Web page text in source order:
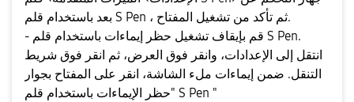
بعد باستخدام قلم S Pen ، ثم تأكد من تشغيل المفتاح.
- قم بإيقاف تشغيل حظر إيماءات باستخدام قلم S Pen.
انتقل إلى الإعدادات، وانقر فوق العرض، ثم انقر فوق شريط
التنقل. ضمن إيماءات ملء الشاشة، انقر على المفتاح بجوار
"حظر الإيماءات باستخدام قلم S Pen "